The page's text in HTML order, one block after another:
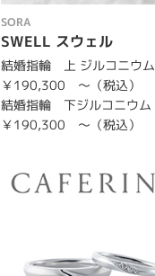
SORA
SWELL スウェル
結婚指輪 上 ジルコニウム
￥190,300 ～（税込）
結婚指輪 下ジルコニウム
￥190,300 ～（税込）